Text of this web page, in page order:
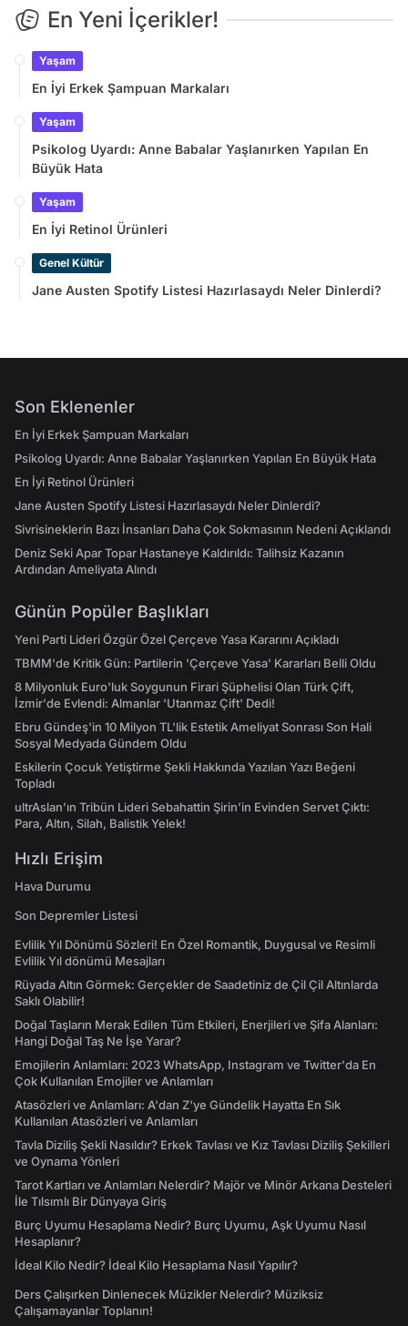
En Yeni İçerikler!
Yaşam
En İyi Erkek Şampuan Markaları
Yaşam
Psikolog Uyardı: Anne Babalar Yaşlanırken Yapılan En
Büyük Hata
Yaşam
En İyi Retinol Ürünleri
Genel Kültür
Jane Austen Spotify Listesi Hazırlasaydı Neler Dinlerdi?
Son Eklenenler
En İyi Erkek Şampuan Markaları
Psikolog Uyardı: Anne Babalar Yaşlanırken Yapılan En Büyük Hata
En İyi Retinol Ürünleri
Jane Austen Spotify Listesi Hazırlasaydı Neler Dinlerdi?
Sivrisineklerin Bazı İnsanları Daha Çok Sokmasının Nedeni Açıklandı
Deniz Seki Apar Topar Hastaneye Kaldırıldı: Talihsiz Kazanın
Ardından Ameliyata Alındı
Günün Popüler Başlıkları
Yeni Parti Lideri Özgür Özel Çerçeve Yasa Kararını Açıkladı
TBMM'de Kritik Gün: Partilerin 'Çerçeve Yasa' Kararları Belli Oldu
8 Milyonluk Euro'luk Soygunun Firari Şüphelisi Olan Türk Çift,
İzmir'de Evlendi: Almanlar 'Utanmaz Çift' Dedi!
Ebru Gündeş'in 10 Milyon TL'lik Estetik Ameliyat Sonrası Son Hali
Sosyal Medyada Gündem Oldu
Eskilerin Çocuk Yetiştirme Şekli Hakkında Yazılan Yazı Beğeni
Topladı
ultrAslan’ın Tribün Lideri Sebahattin Şirin’in Evinden Servet Çıktı:
Para, Altın, Silah, Balistik Yelek!
Hızlı Erişim
Hava Durumu
Son Depremler Listesi
Evlilik Yıl Dönümü Sözleri! En Özel Romantik, Duygusal ve Resimli
Evlilik Yıl dönümü Mesajları
Rüyada Altın Görmek: Gerçekler de Saadetiniz de Çil Çil Altınlarda
Saklı Olabilir!
Doğal Taşların Merak Edilen Tüm Etkileri, Enerjileri ve Şifa Alanları:
Hangi Doğal Taş Ne İşe Yarar?
Emojilerin Anlamları: 2023 WhatsApp, Instagram ve Twitter'da En
Çok Kullanılan Emojiler ve Anlamları
Atasözleri ve Anlamları: A'dan Z'ye Gündelik Hayatta En Sık
Kullanılan Atasözleri ve Anlamları
Tavla Diziliş Şekli Nasıldır? Erkek Tavlası ve Kız Tavlası Diziliş Şekilleri
ve Oynama Yönleri
Tarot Kartları ve Anlamları Nelerdir? Majör ve Minör Arkana Desteleri
İle Tılsımlı Bir Dünyaya Giriş
Burç Uyumu Hesaplama Nedir? Burç Uyumu, Aşk Uyumu Nasıl
Hesaplanır?
İdeal Kilo Nedir? İdeal Kilo Hesaplama Nasıl Yapılır?
Ders Çalışırken Dinlenecek Müzikler Nelerdir? Müziksiz
Çalışamayanlar Toplanın!